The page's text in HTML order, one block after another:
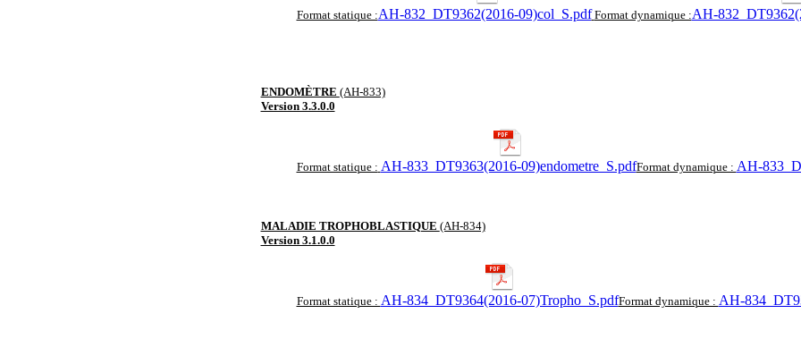
Format statique :AH-832_DT9362(2016-09)col_S.pdf Format dynamique :AH-
ENDOMÈTRE (AH-833)
Version 3.3.0.0
Format statique : AH-833_DT9363(2016-09)endometre_S.pdfFormat dynamique : AH-
MALADIE TROPHOBLASTIQUE (AH-834)
Version 3.1.0.0
Format statique : AH-834_DT9364(2016-07)Tropho_S.pdfFormat dynamique : AH-